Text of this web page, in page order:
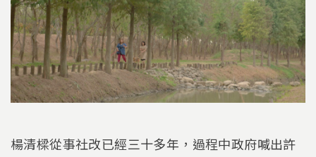
楊清樑從事社改已經三十多年，過程中政府喊出許